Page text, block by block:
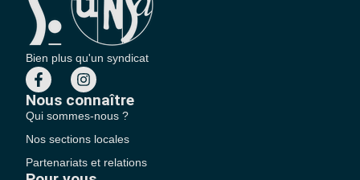
Bien plus qu'un syndicat
Nous connaître
Qui sommes-nous ?
Nos sections locales
Partenariats et relations